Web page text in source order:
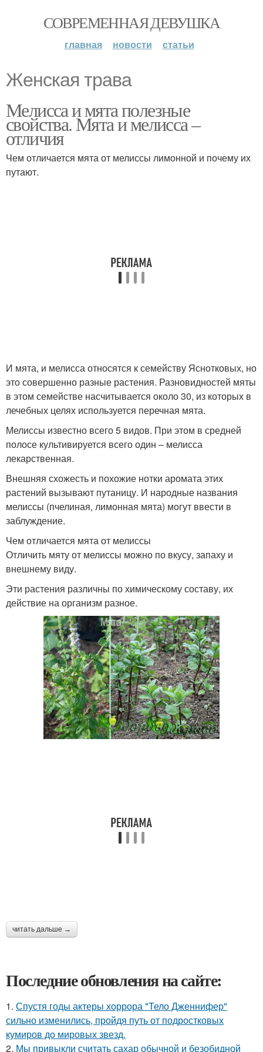
СОВРЕМЕННАЯ ДЕВУШКА
главная новости статьи
Женская трава
Мелисса и мята полезные
свойства. Мята и мелисса –
отличия
Чем отличается мята от мелиссы лимонной и почему их
путают.
И мята, и мелисса относятся к семейству Яснотковых, но
это совершенно разные растения. Разновидностей мяты
в этом семействе насчитывается около 30, из которых в
лечебных целях используется перечная мята.
Мелиссы известно всего 5 видов. При этом в средней
полосе культивируется всего один – мелисса
лекарственная.
Внешняя схожесть и похожие нотки аромата этих
растений вызывают путаницу. И народные названия
мелиссы (пчелиная, лимонная мята) могут ввести в
заблуждение.
Чем отличается мята от мелиссы
Отличить мяту от мелиссы можно по вкусу, запаху и
внешнему виду.
Эти растения различны по химическому составу, их
действие на организм разное.
читать дальше →
Последние обновления на сайте:
1. Спустя годы актеры хоррора "Тело Дженнифер"
сильно изменились, пройдя путь от подростковых
кумиров до мировых звезд.
2. Мы привыкли считать сахар обычной и безобидной